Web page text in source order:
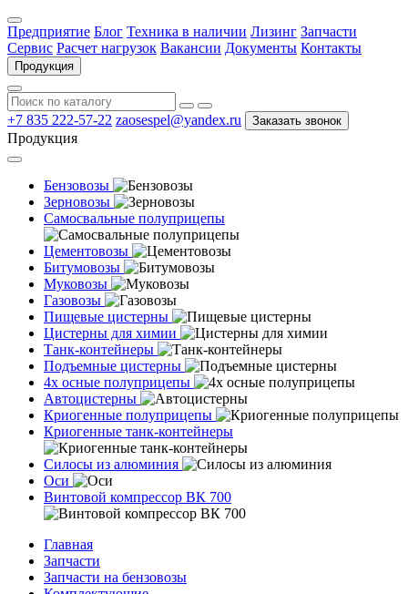
Предприятие Блог Техника в наличии Лизинг Запчасти
Сервис Расчет нагрузок Вакансии Документы Контакты
Продукция
+7 835 222-57-22 zaosespel@yandex.ru Заказать звонок
Продукция
Бензовозы
Зерновозы
Самосвальные полуприцепы
Цементовозы
Битумовозы
Муковозы
Газовозы
Пищевые цистерны
Цистерны для химии
Танк-контейнеры
Подъемные цистерны
4х осные полуприцепы
Автоцистерны
Криогенные полуприцепы
Криогенные танк-контейнеры
Силосы из алюминия
Оси
Винтовой компрессор ВК 700
Главная
Запчасти
Запчасти на бензовозы